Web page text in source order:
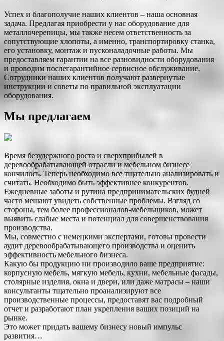
Успех и благополучие наших клиентов – наша основная
задача. Предлагая приобрести у нас оборудование для
металлочерепицы, мы также несем ответственность за
сопутствующие хлопоты, а именно, транспортировку станка,
его установку, монтаж и пусконаладочные работы. Мы
предоставляем гарантии на все разновидности оборудования
и проводим послегарантийное сервисное обслуживание.
Сотрудники наших клиентов получают развернутые
инструкции и советы по правильной эксплуатации
оборудования.
Мы предлагаем
Время безудержного роста и сверхприбылей в
деревообрабатывающей отрасли и мебельном бизнесе
кончилось. Теперь необходимо все тщательно анализировать и
считать. Необходимо быть эффективнее конкурентов.
Ежедневные заботы и рутина предпринимательских будней
часто мешают увидеть собственные проблемы. Взгляд со
стороны, тем более профессионалов-мебельщиков, может
выявить слабые места и потенциал для совершенствования
производства.
Мы, совместно с немецкими экспертами, готовы провести
аудит деревообрабатывающего производства и оценить
эффективность мебельного бизнеса.
Какую бы продукцию ни производило ваше предприятие:
корпусную мебель, мягкую мебель, кухни, мебельные фасады,
столярные изделия, окна и двери, или даже матрасы – наши
консультанты тщательно проанализируют все
производственные процессы, предоставят вас подробный
отчет и разработают план укрепления ваших позиций на
рынке.
Это может придать вашему бизнесу новый импульс
развития…